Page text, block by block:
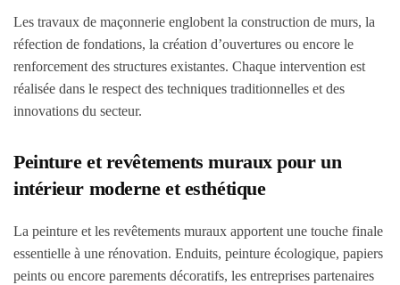
Les travaux de maçonnerie englobent la construction de murs, la
réfection de fondations, la création d’ouvertures ou encore le
renforcement des structures existantes. Chaque intervention est
réalisée dans le respect des techniques traditionnelles et des
innovations du secteur.
Peinture et revêtements muraux pour un
intérieur moderne et esthétique
La peinture et les revêtements muraux apportent une touche finale
essentielle à une rénovation. Enduits, peinture écologique, papiers
peints ou encore parements décoratifs, les entreprises partenaires